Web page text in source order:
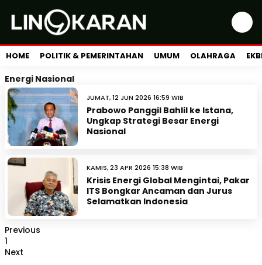
HOME POLITIK & PEMERINTAHAN UMUM OLAHRAGA
Energi Nasional
JUMAT, 12 JUN 2026 16:59 WIB
Prabowo Panggil Bahlil ke Istana,
Ungkap Strategi Besar Energi
Nasional
KAMIS, 23 APR 2026 15:38 WIB
Krisis Energi Global Mengintai, Pakar
ITS Bongkar Ancaman dan Jurus
Selamatkan Indonesia
Previous
1
Next